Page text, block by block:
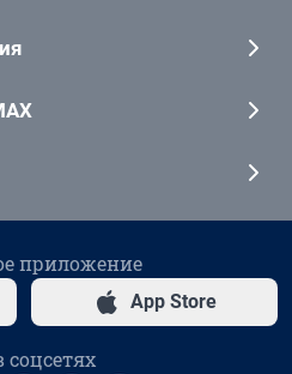
приложение
App Store